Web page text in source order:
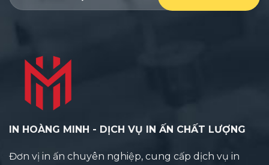
IN HOÀNG MINH - DỊCH VỤ IN ẤN CHẤT LƯỢNG
Đơn vị in ấn chuyên nghiệp, cung cấp dịch vụ in